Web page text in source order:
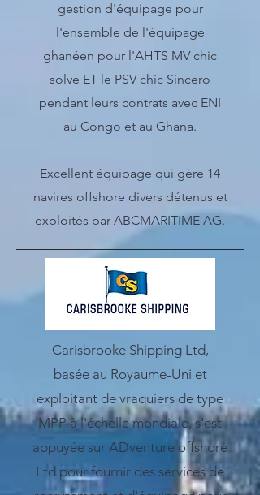
gestion d'équipage pour
l'ensemble de l'équipage
ghanéen pour l'AHTS MV chic
solve ET le PSV chic Sincero
pendant leurs contrats avec ENI
au Congo et au Ghana.
Excellent équipage qui gère 14
navires offshore divers détenus et
exploités par ABCMARITIME AG.
Carisbrooke Shipping Ltd,
basée au Royaume-Uni et
exploitant de vraquiers de type
MPP à l'échelle mondiale, s'est
appuyée sur ADventure offshore
Ltd pour fournir des services de